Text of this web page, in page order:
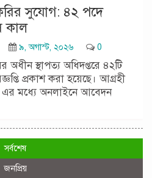
সুযোগ: ৪২ পদে
কাল
৯, অগাস্ট, ২০২৬ 0
অধীন স্থাপত্য অধিদপ্তরে ৪২টি
প্রকাশ করা হয়েছে। আগ্রহী
এর মধ্যে অনলাইনে আবেদন
সর্বশেষ
জনপ্রিয়